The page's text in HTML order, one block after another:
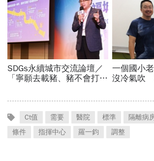
Ct值 需要 醫院 標準 隔離病
條件
指揮中心 羅一鈞 調整